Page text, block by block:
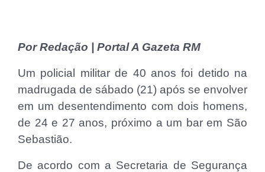
Por Redação | Portal A Gazeta RM
Um policial militar de 40 anos foi detido na
madrugada de sábado (21) após se envolver
em um desentendimento com dois homens,
de 24 e 27 anos, próximo a um bar em São
Sebastião.
De acordo com a Secretaria de Segurança